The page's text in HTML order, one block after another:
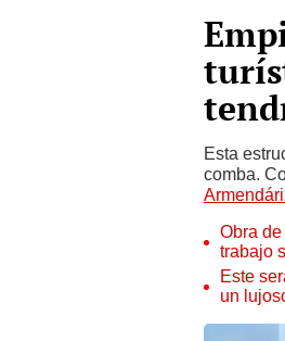
Esta
comba.
Obra
trabajo
Este
un